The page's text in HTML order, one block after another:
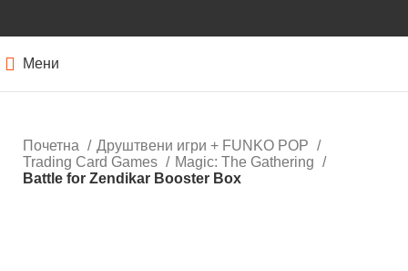
Мени
Почетна
Друштвени игри + FUNKO POP
Trading Card Games
Magic: Тhe Gathering
Battle for Zendikar Booster Box